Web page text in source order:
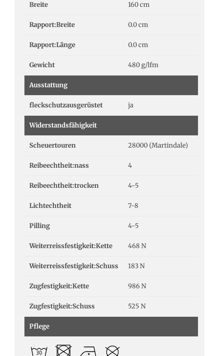
Breite 160 cm
Rapport:Breite 0.0 cm
Rapport:Länge 0.0 cm
Gewicht 480 g/lfm
Ausstattung
fleckschutzausgerüstet ja
Widerstandsfähigkeit
Scheuertouren 28000 (Martindale)
Reibeechtheit:nass 4
Reibeechtheit:trocken 4-5
Lichtechtheit 7-8
Pilling 4-5
Weiterreissfestigkeit:Kette 468 N
Weiterreissfestigkeit:Schuss 183 N
Zugfestigkeit:Kette 986 N
Zugfestigkeit:Schuss 525 N
Pflege